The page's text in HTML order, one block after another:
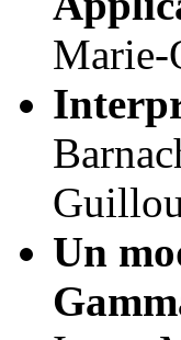
Marie-
Un